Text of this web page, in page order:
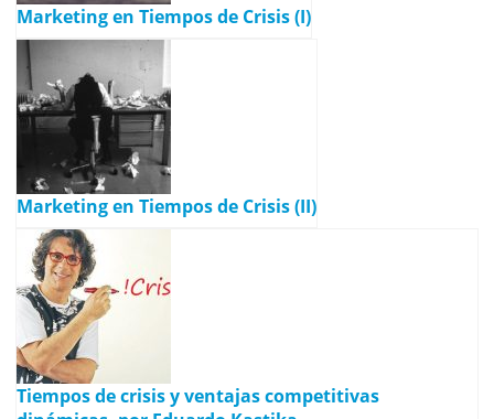
Marketing en Tiempos de Crisis (I)
Marketing en Tiempos de Crisis (II)
Tiempos de crisis y ventajas competitivas